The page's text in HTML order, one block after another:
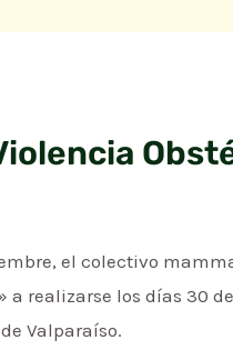
el colectivo
realizarse los días 30
Valparaíso.